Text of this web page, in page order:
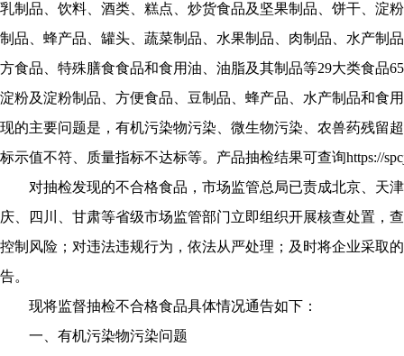
乳制品、饮料、酒类、糕点、炒货食品及坚果制品、饼干、淀
制品、蜂产品、罐头、蔬菜制品、水果制品、肉制品、水产制
方食品、特殊膳食食品和食用油、油脂及其制品等29大类食品
淀粉及淀粉制品、方便食品、豆制品、蜂产品、水产制品和食
现的主要问题是，有机污染物污染、微生物污染、农兽药残留
标示值不符、质量指标不达标等。产品抽检结果可查询https://
对抽检发现的不合格食品，市场监管总局已责成北京、天
庆、四川、甘肃等省级市场监管部门立即组织开展核查处置，
控制风险；对违法违规行为，依法从严处理；及时将企业采取
告。
现将监督抽检不合格食品具体情况通告如下：
一、有机污染物污染问题